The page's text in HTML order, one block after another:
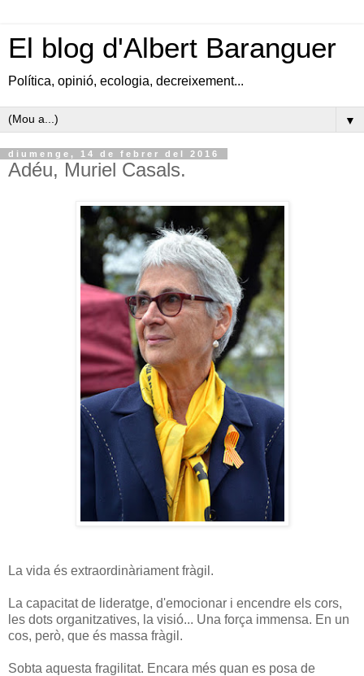
El blog d'Albert Baranguer
Política, opinió, ecologia, decreixement...
▼
diumenge, 14 de febrer del 2016
Adéu, Muriel Casals.
La vida és extraordinàriament fràgil.
La capacitat de lideratge, d'emocionar i encendre els cors,
les dots organitzatives, la visió... Una força immensa. En un
cos, però, que és massa fràgil.
Sobta aquesta fragilitat. Encara més quan es posa de